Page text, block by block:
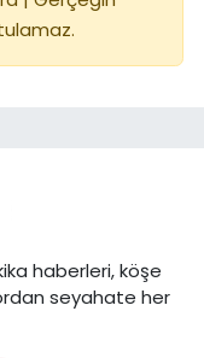
haberleri, köşe
seyahate her